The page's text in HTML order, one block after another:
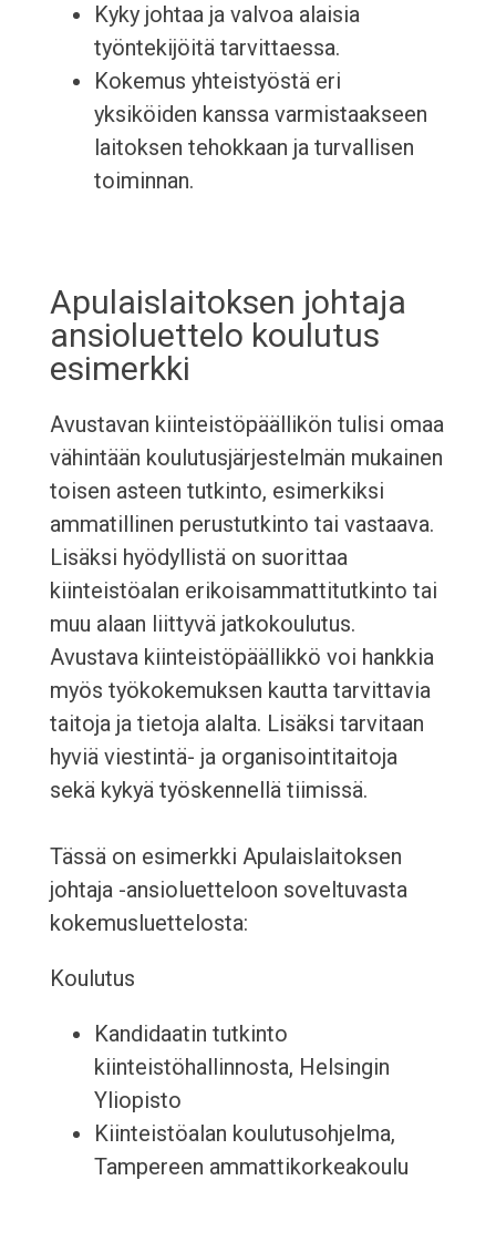
Kyky johtaa ja valvoa alaisia
työntekijöitä tarvittaessa.
Kokemus yhteistyöstä eri
yksiköiden kanssa varmistaakseen
laitoksen tehokkaan ja turvallisen
toiminnan.
Apulaislaitoksen johtaja
ansioluettelo koulutus
esimerkki
Avustavan kiinteistöpäällikön tulisi omaa
vähintään koulutusjärjestelmän mukainen
toisen asteen tutkinto, esimerkiksi
ammatillinen perustutkinto tai vastaava.
Lisäksi hyödyllistä on suorittaa
kiinteistöalan erikoisammattitutkinto tai
muu alaan liittyvä jatkokoulutus.
Avustava kiinteistöpäällikkö voi hankkia
myös työkokemuksen kautta tarvittavia
taitoja ja tietoja alalta. Lisäksi tarvitaan
hyviä viestintä- ja organisointitaitoja
sekä kykyä työskennellä tiimissä.
Tässä on esimerkki Apulaislaitoksen
johtaja -ansioluetteloon soveltuvasta
kokemusluettelosta:
Koulutus
Kandidaatin tutkinto
kiinteistöhallinnosta, Helsingin
Yliopisto
Kiinteistöalan koulutusohjelma,
Tampereen ammattikorkeakoulu